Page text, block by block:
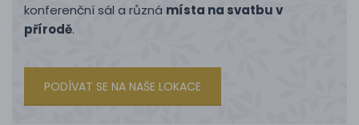
konferenční sál a různá místa na svatbu v
přírodě.
PODÍVAT SE NA NAŠE LOKACE